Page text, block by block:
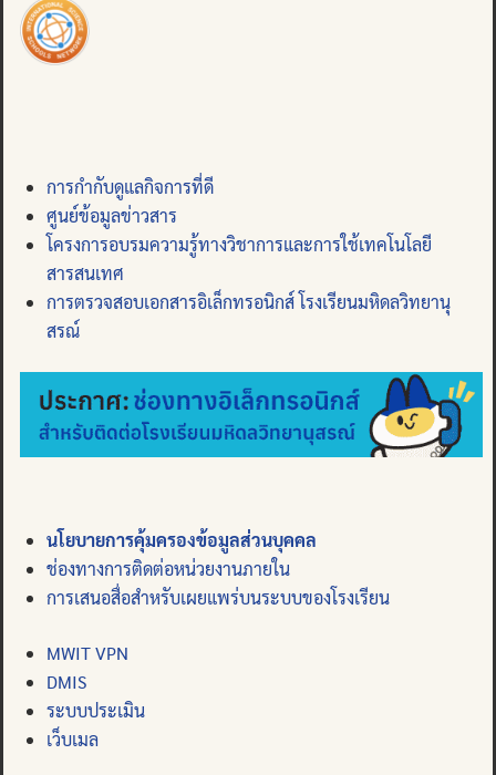
การกำกับดูแลกิจการที่ดี
ศูนย์ข้อมูลข่าวสาร
โครงการอบรมความรู้ทางวิชาการและการใช้เทคโนโลยี
สารสนเทศ
การตรวจสอบเอกสารอิเล็กทรอนิกส์ โรงเรียนมหิดลวิทยานุ
สรณ์
นโยบายการคุ้มครองข้อมูลส่วนบุคคล
ช่องทางการติดต่อหน่วยงานภายใน
การเสนอสื่อสำหรับเผยแพร่บนระบบของโรงเรียน
MWIT VPN
DMIS
ระบบประเมิน
เว็บเมล